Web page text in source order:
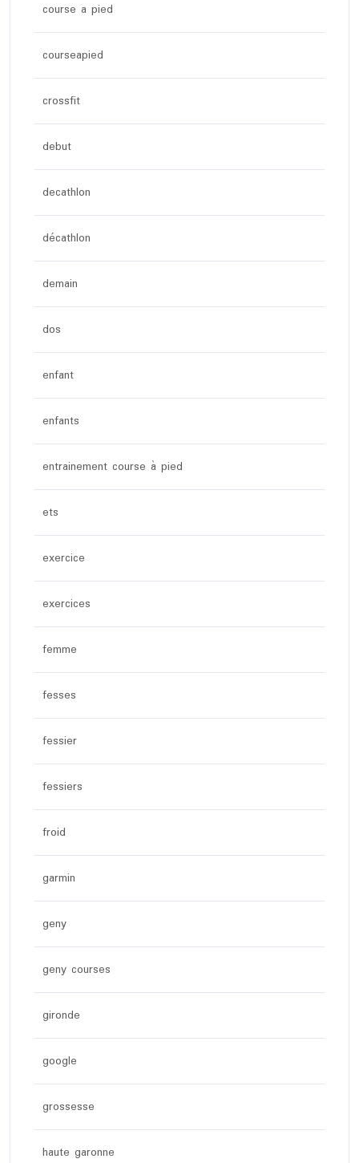
course a pied
courseapied
crossfit
debut
decathlon
décathlon
demain
dos
enfant
enfants
entrainement course à pied
ets
exercice
exercices
femme
fesses
fessier
fessiers
froid
garmin
geny
geny courses
gironde
google
grossesse
haute garonne